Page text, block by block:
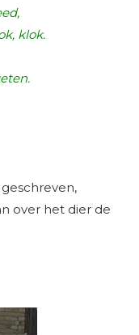
klok.
over het dier de